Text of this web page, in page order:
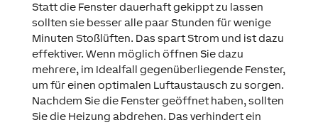
Statt die Fenster dauerhaft gekippt zu lassen
sollten sie besser alle paar Stunden für wenige
Minuten Stoßlüften. Das spart Strom und ist dazu
effektiver. Wenn möglich öffnen Sie dazu
mehrere, im Idealfall gegenüberliegende Fenster,
um für einen optimalen Luftaustausch zu sorgen.
Nachdem Sie die Fenster geöffnet haben, sollten
Sie die Heizung abdrehen. Das verhindert ein